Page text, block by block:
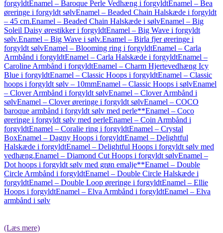
forgyldtEnamel – Baroque Perle Vedhæng i forgyldtEnamel – Bea
øreringe i forgyldt sølvEnamel – Beaded Chain Halskæde i forgyldt
– 45 cm.Enamel – Beaded Chain Halskæde i sølvEnamel – Big
Soleil Daisy ørestikker i forgyldtEnamel – Big Wave i forgyldt
sølv.Enamel – Big Wave i sølv.Enamel – Birla fjer øreringe i
forgyldt sølvEnamel – Blooming ring i forgyldtEnamel – Carla
Armbånd i forgyldtEnamel – Carla Halskæde i forgyldtEnamel –
Caroline Armbånd i forgyldtEnamel – Charm Hjertevedhæng Icy
Blue i forgyldtEnamel – Classic Hoops i forgyldtEnamel – Classic
hoops i forgyldt sølv – 10mmEnamel – Classic Hoops i sølvEnamel
– Clover Armbånd i forgyldt sølvEnamel – Clover Armbånd i
sølvEnamel – Clover øreringe i forgyldt sølvEnamel – COCO
baroque armbånd i forgyldt sølv med perle**Enamel – Coco
øreringe i forgyldt sølv med perleEnamel – Coin Armbånd i
forgyldtEnamel – Coralie ring i forgyldtEnamel – Crystal
BoxEnamel – Dagny Hoops i forgyldtEnamel – Delightful
Halskæde i forgyldtEnamel – Delightful Hoops i forgyldt sølv med
vedhæng.Enamel – Diamond Cut Hoops i forgyldt sølvEnamel –
Dot hoops i forgyldt sølv med grøn emalje**Enamel – Double
Circle Armbånd i forgyldtEnamel – Double Circle Halskæde i
forgyldtEnamel – Double Loop øreringe i forgyldtEnamel – Ellie
Hoops i forgyldtEnamel – Elva Armbånd i forgyldtEnamel – Elva
armbånd i sølv
(Læs mere)